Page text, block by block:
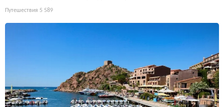
Путешествия 5 589